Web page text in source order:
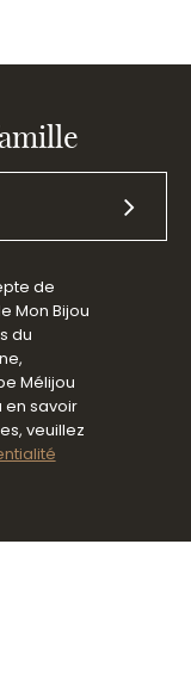
de
Mon Bijou
du
Mélijou
en savoir
veuillez